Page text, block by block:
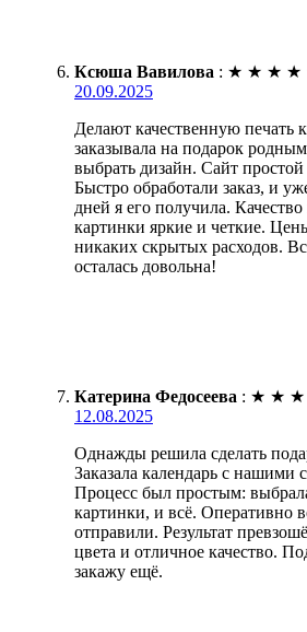
Ксюша Вавилова : ★ ★ ★ ★
20.09.2025
Делают качественную печать
заказывала на подарок
выбрать дизайн. Сайт
Быстро обработали заказ, и
дней я его получила.
картинки яркие и четкие.
никаких скрытых расходов.
осталась довольна!
Катерина Федосеева : ★ ★ ★
12.08.2025
Однажды решила сделать
Заказала календарь с нашими
Процесс был простым:
картинки, и всё. Оперативно
отправили. Результат
цвета и отличное качество.
закажу ещё.